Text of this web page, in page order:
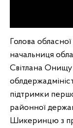
Голова обласної
начальниця
Світлана
підтримки
районної
Шикеринцю з